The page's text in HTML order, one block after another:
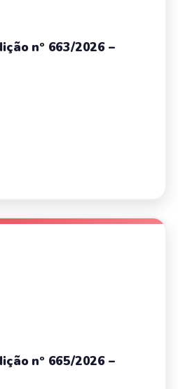
nº 663/2026 –
nº 665/2026 –